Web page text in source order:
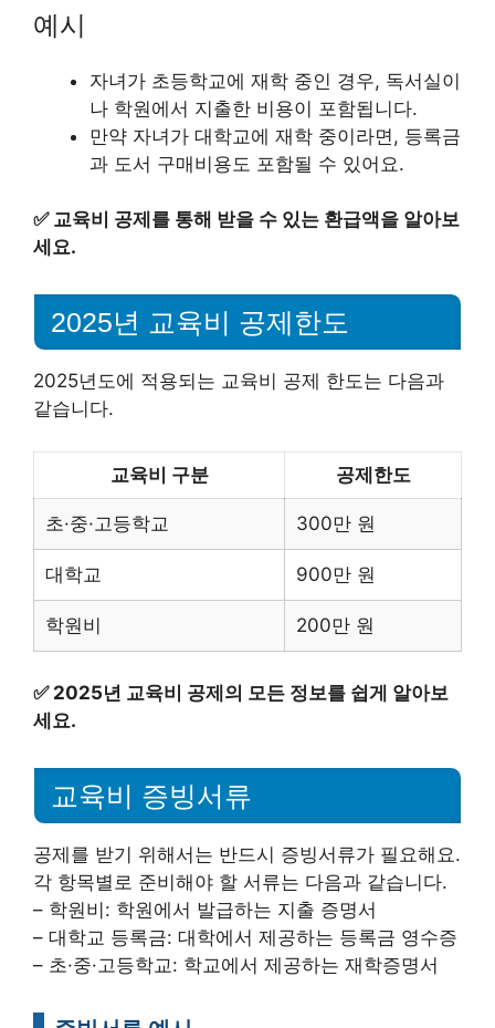
예시
자녀가 초등학교에 재학 중인 경우, 독서실이
나 학원에서 지출한 비용이 포함됩니다.
만약 자녀가 대학교에 재학 중이라면, 등록금
과 도서 구매비용도 포함될 수 있어요.
✅ 교육비 공제를 통해 받을 수 있는 환급액을 알아보
세요.
2025년 교육비 공제한도
2025년도에 적용되는 교육비 공제 한도는 다음과
같습니다.
교육비 구분 공제한도
초·중·고등학교 300만 원
대학교 900만 원
학원비 200만 원
✅ 2025년 교육비 공제의 모든 정보를 쉽게 알아보
세요.
교육비 증빙서류
공제를 받기 위해서는 반드시 증빙서류가 필요해요.
각 항목별로 준비해야 할 서류는 다음과 같습니다.
– 학원비: 학원에서 발급하는 지출 증명서
– 대학교 등록금: 대학에서 제공하는 등록금 영수증
– 초·중·고등학교: 학교에서 제공하는 재학증명서